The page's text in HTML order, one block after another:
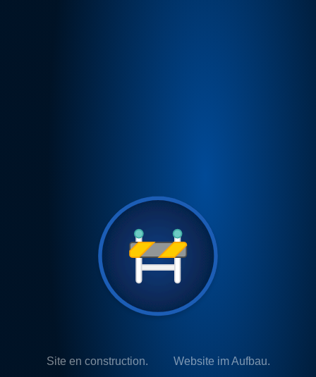
Site en construction. Website im Aufbau.